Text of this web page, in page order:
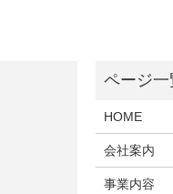
HOME
会社案内
事業内容